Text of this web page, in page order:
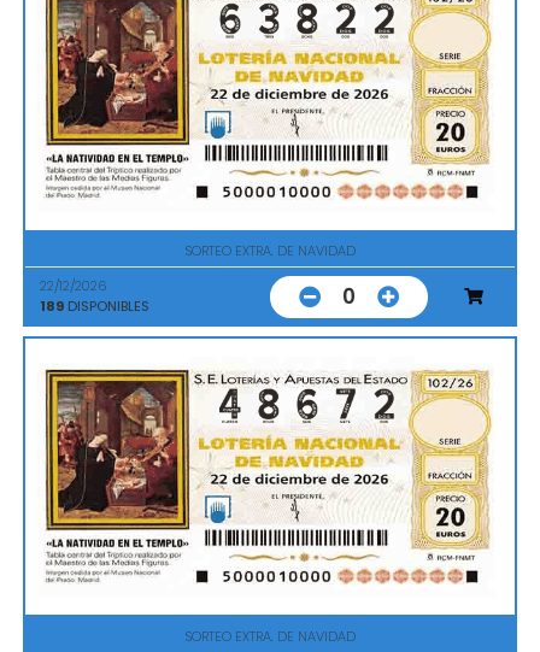
SORTEO EXTRA. DE NAVIDAD
22/12/2026
189 DISPONIBLES 0
SORTEO EXTRA. DE NAVIDAD